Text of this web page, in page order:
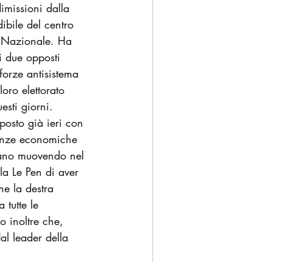
dalla
del centro
Ha
due opposti
antisistema
elettorato
giorni.
già ieri con
economiche
muovendo nel
Le Pen di aver
la destra
tutte le
inoltre che,
leader della